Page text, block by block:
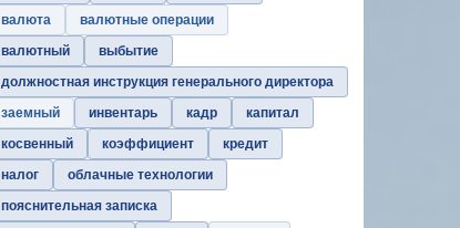
валюта
валютные операции
валютный
выбытие
должностная инструкция генерального директора
заемный
инвентарь кадр
капитал
косвенный
коэффициент
кредит
налог
облачные технологии
пояснительная записка